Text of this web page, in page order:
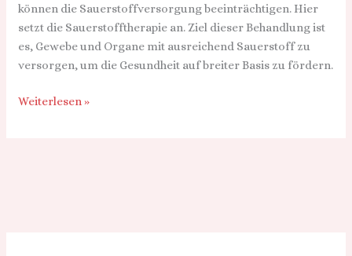
können die Sauerstoffversorgung beeinträchtigen. Hier
setzt die Sauerstofftherapie an. Ziel dieser Behandlung ist
es, Gewebe und Organe mit ausreichend Sauerstoff zu
versorgen, um die Gesundheit auf breiter Basis zu fördern.
Weiterlesen »